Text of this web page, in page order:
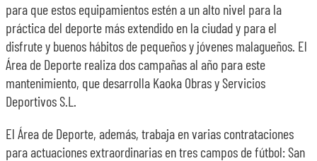
para que estos equipamientos estén a un alto nivel para la
práctica del deporte más extendido en la ciudad y para el
disfrute y buenos hábitos de pequeños y jóvenes malagueños. El
Área de Deporte realiza dos campañas al año para este
mantenimiento, que desarrolla Kaoka Obras y Servicios
Deportivos S.L.
El Área de Deporte, además, trabaja en varias contrataciones
para actuaciones extraordinarias en tres campos de fútbol: San